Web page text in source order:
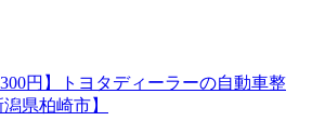
円】トヨタディーラーの自動車整
県柏崎市】